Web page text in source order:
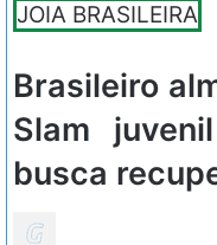
JOIA BRASILEIRA
Brasileiro
Slam
busca